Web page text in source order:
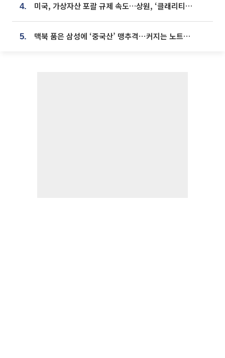
4. 미국, 가상자산 포괄 규제 속도…상원, ‘클래리티법’ 9월 절차투표 추진
5. 맥북 품은 삼성에 ‘중국산’ 맹추격⋯커지는 노트북 OLED 시장